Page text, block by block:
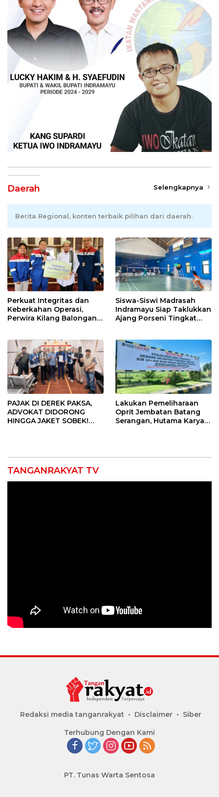
Daerah Selengkapnya
Berita Regional, konten terbaik pilihan dari daerah.
Perkuat Integritas dan
Keberkahan Operasi,
Perwira Kilang Balongan
Siswa-Siswi Madrasah
Indramayu Siap Taklukkan
Ajang Porseni Tingkat
PAJAK DI DEREK PAKSA,
ADVOKAT DIDORONG
HINGGA JAKET SOBEK!
Lakukan Pemeliharaan
Oprit Jembatan Batang
Serangan, Hutama Karya
TANGANRAKYAT TV
Redaksi media tanganrakyat Disclaimer Siber
Terhubung Dengan Kami
PT. Tunas Warta Sentosa